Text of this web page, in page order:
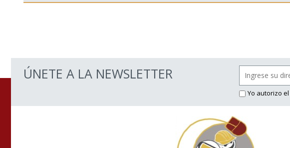
ÚNETE A LA NEWSLETTER
Yo autorizo el